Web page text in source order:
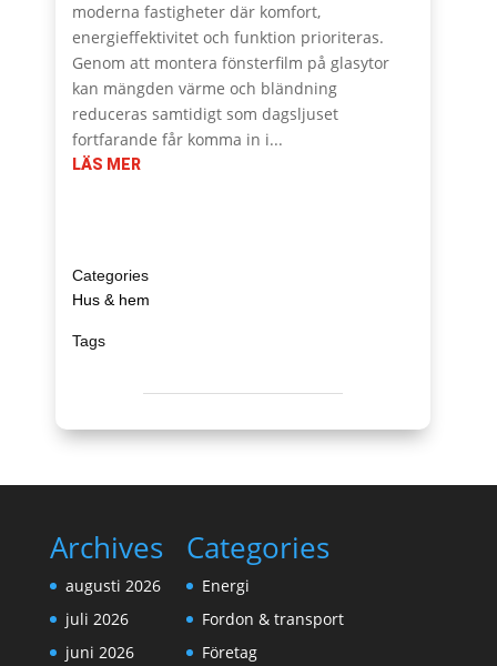
moderna fastigheter där komfort,
energieffektivitet och funktion prioriteras.
Genom att montera fönsterfilm på glasytor
kan mängden värme och bländning
reduceras samtidigt som dagsljuset
fortfarande får komma in i...
LÄS MER
Hus & hem
Archives
augusti 2026
juli 2026
juni 2026
Categories
Energi
Fordon & transport
Företag